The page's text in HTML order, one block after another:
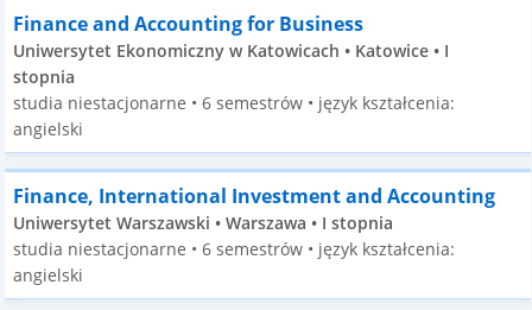
Finance and Accounting for Business
Uniwersytet Ekonomiczny w Katowicach • Katowice • I
stopnia
studia niestacjonarne • 6 semestrów • język kształcenia:
angielski
Finance, International Investment and Accounting
Uniwersytet Warszawski • Warszawa • I stopnia
studia niestacjonarne • 6 semestrów • język kształcenia:
angielski